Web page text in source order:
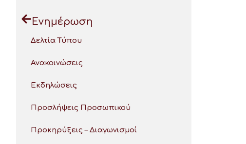
Ενημέρωση
Δελτία Τύπου
Ανακοινώσεις
Εκδηλώσεις
Προσλήψεις Προσωπικού
Προκηρύξεις – Διαγωνισμοί